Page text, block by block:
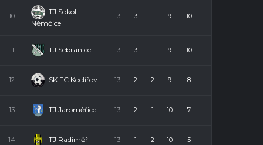
10
TJ Sokol
Němčice
13 3 1 9 10
11 TJ Sebranice 13 3 1 9 10
12 SK FC Koclířov 13 2 2 9 8
13 TJ Jaroměřice 13 2 1 10 7
14 TJ Radiměř 13 1 2 10 5